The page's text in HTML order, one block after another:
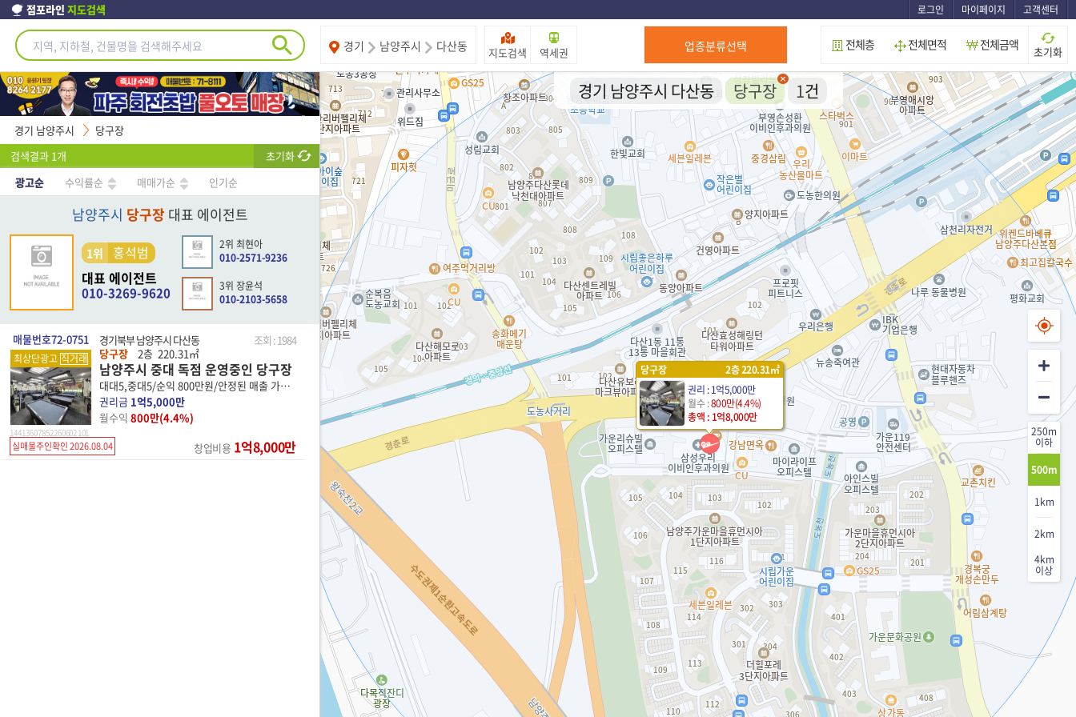
점포라인 지도검색 로그인 마이페이지 고객센터
경기 남양주시 다산동 지도검색 역세권
전체층 전체면적 전체금액 초기화
업종분류선택
경기 남양주시
당구장
검색결과 1개
초기화
광고순
수익률순 매매가순 인기순
남양주시 당구장대표 에이전트
1위
홍석범
대표 에이전트
010-3269-9620
2위 최현아
010-2571-9236
3위 장윤석
010-2103-5658
매물번호72-0751
최상단광고 직거래
14 41360 7852 260602 101
경기북부 남양주시 다산동
조회 : 1984
당구장
2층 220.31㎡
남양주시 중대 독점 운영중인 당구장
대대5,중대5/순익 800만원/안정된 매출 가능/경쟁업체 없음
권리금 1억5,000만
월수익 800만(4.4%)
실매물주인확인 2026.08.04 창업비용 1억8,000만
경기 남양주시 다산동 당구장 1건
제주도
250m
이하
500m
1km
2km
4km
이상
당구장
2층 220.31㎡
권리 : 1억5,000만
월수 :800만(4.4%)
총액 : 1억8,000만